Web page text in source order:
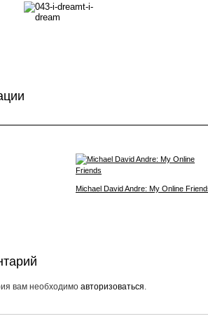
Michael David Andre: My Online
вам необходимо авторизоваться.